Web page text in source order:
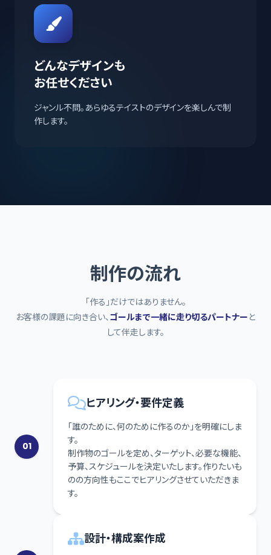
どんなデザインも
お任せください
ジャンル不問。あらゆるテイストのデザインを楽しんで制
作します。
制作の流れ
「作る」だけではありません。
お客様の課題に向き合い、ゴールまで一緒に走り切るパートナー と
して伴走します。
01
ヒアリング・要件定義
「誰のために、何のために作るのか」を明確にしま
す。
制作物のゴールを定め、ターゲット、必要な機能、
予算、スケジュールを決定いたします。作りたいも
のの方向性もここでヒアリングさせていただきま
す。
設計・構成案作成